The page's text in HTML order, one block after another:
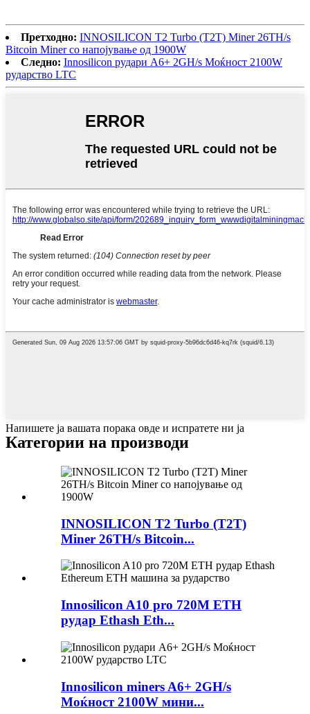
Претходно: INNOSILICON T2 Turbo (T2T) Miner 26TH/s
Bitcoin Miner со напојување од 1900W
Следно: Innosilicon рудари A6+ 2GH/s Моќност 2100W
рударство LTC
Напишете ја вашата порака овде и испратете ни ја
Категории на производи
INNOSILICON T2 Turbo (T2T)
Miner 26TH/s Bitcoin...
Innosilicon A10 pro 720M ETH
рудар Ethash Eth...
Innosilicon miners A6+ 2GH/s
Моќност 2100W мини...